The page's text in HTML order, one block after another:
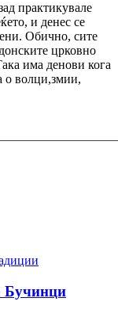
практикувале
и денес се
Обично, сите
црковно
има денови кога
о волци,змии,
Бучинци